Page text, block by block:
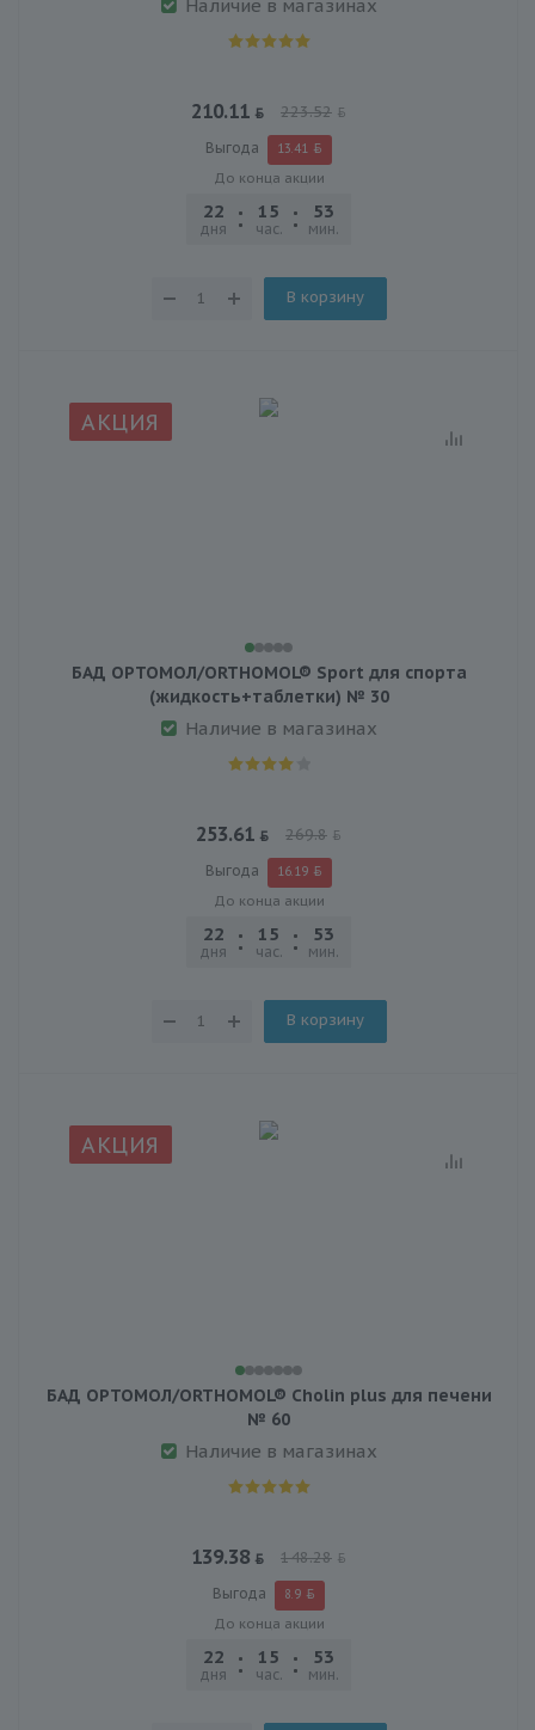
Наличие в магазинах
210.11 223.52
Выгода 13.41
До конца акции
22
дня
15
час.
53
мин.
В корзину
АКЦИЯ
БАД ОРТОМОЛ/ORTHOMOL® Sport для спорта
(жидкость+таблетки) № 30
Наличие в магазинах
253.61 269.8
Выгода 16.19
До конца акции
22
дня
15
час.
53
мин.
В корзину
АКЦИЯ
БАД ОРТОМОЛ/ORTHOMOL® Cholin plus для печени
№ 60
Наличие в магазинах
139.38 148.28
Выгода 8.9
До конца акции
22
дня
15
час.
53
мин.